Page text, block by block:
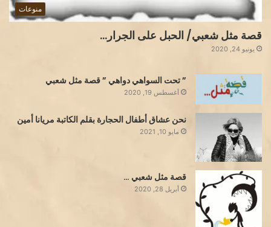
منوعات
قصة مثل شعبي/ الحبل على الجرار…
يونيو 24, 2020
” تحت السواهي دواهي ” قصة مثل شعبي
أغسطس 19, 2020
نحن عشاق أطفال الحجارة بقلم الكاتبة مريانا أمين
مايو 10, 2021
قصة مثل شعبي …
أبريل 28, 2020